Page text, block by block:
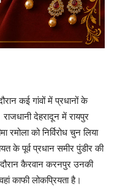
कई गांवों में प्रधानों के
देहरादून में रायपुर
को निर्विरोध चुन लिया
के पूर्व प्रधान समीर पुंडीर की
कैरवान करनपुर उनकी
काफी लोकप्रियता है।